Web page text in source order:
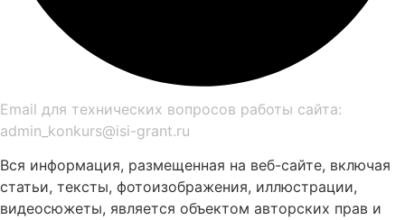
Email для технических вопросов работы сайта:
admin_konkurs@isi-grant.ru
Вся информация, размещенная на веб-сайте, включая
статьи, тексты, фотоизображения, иллюстрации,
видеосюжеты, является объектом авторских прав и